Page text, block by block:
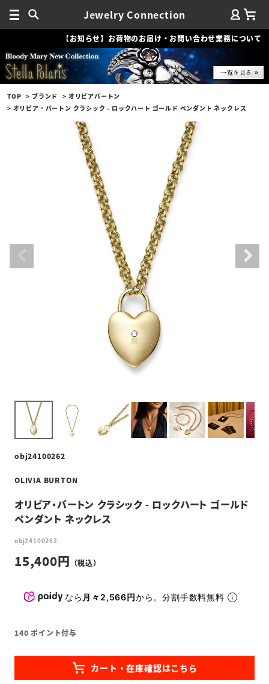
Jewelry Connection
【お知らせ】お荷物のお届け・お問い合わせ業務について
TOP ブランド
オリビアバートン
オリビア・バートン クラシック - ロックハート ゴールド ペンダント ネックレス
obj24100262
OLIVIA BURTON
オリビア・バートン クラシック - ロックハート ゴールド
ペンダント ネックレス
obj24100262
15,400
なら 月々2,566円から。分割手数料無料
140 ポイント付与